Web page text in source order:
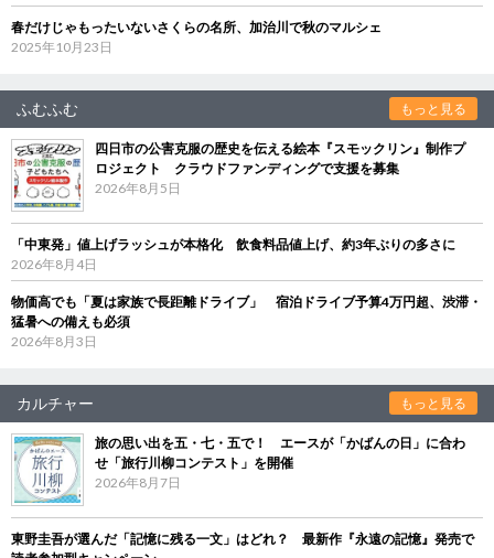
春だけじゃもったいないさくらの名所、加治川で秋のマルシェ
2025年10月23日
ふむふむ もっと見る
四日市の公害克服の歴史を伝える絵本『スモックリン』制作プ
ロジェクト クラウドファンディングで支援を募集
2026年8月5日
「中東発」値上げラッシュが本格化 飲食料品値上げ、約3年ぶりの多さに
2026年8月4日
物価高でも「夏は家族で長距離ドライブ」 宿泊ドライブ予算4万円超、渋滞・
猛暑への備えも必須
2026年8月3日
カルチャー もっと見る
旅の思い出を五・七・五で！ エースが「かばんの日」に合わ
せ「旅行川柳コンテスト」を開催
2026年8月7日
東野圭吾が選んだ「記憶に残る一文」はどれ？ 最新作『永遠の記憶』発売で